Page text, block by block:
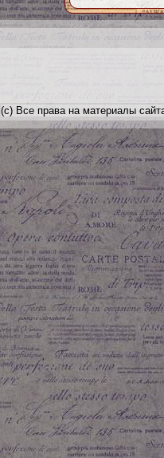
(с) Все права на материалы